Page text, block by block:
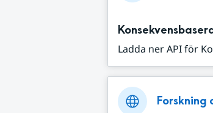
Ladda ner API för
Forskning